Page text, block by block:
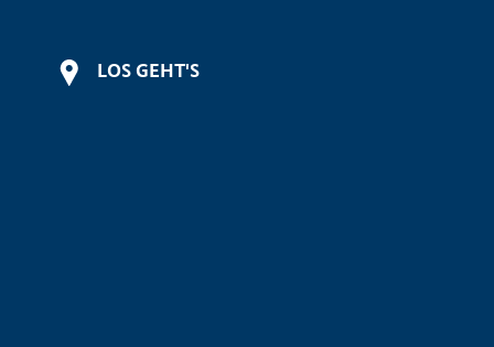
LOS GEHT'S